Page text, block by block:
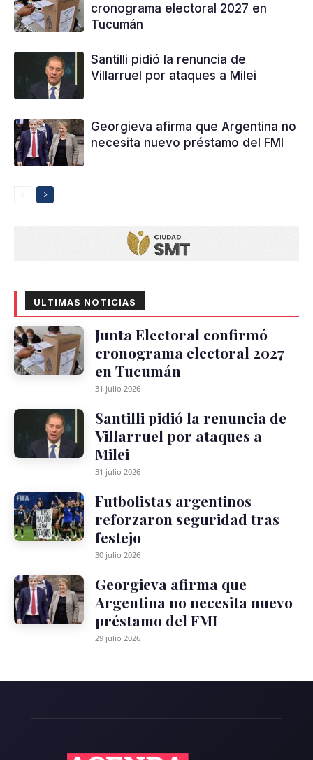
cronograma electoral 2027 en
Tucumán
Santilli pidió la renuncia de
Villarruel por ataques a Milei
Georgieva afirma que Argentina no
necesita nuevo préstamo del FMI
ULTIMAS NOTICIAS
Junta Electoral confirmó
cronograma electoral 2027
en Tucumán
31 julio 2026
Santilli pidió la renuncia de
Villarruel por ataques a
Milei
31 julio 2026
Futbolistas argentinos
reforzaron seguridad tras
festejo
30 julio 2026
Georgieva afirma que
Argentina no necesita nuevo
préstamo del FMI
29 julio 2026